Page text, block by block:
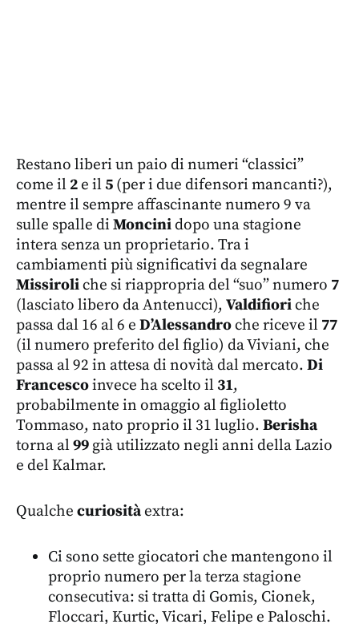
Restano liberi un paio di numeri “classici”
come il 2e il5 (per i due difensori mancanti?),
mentre il sempre affascinante numero 9 va
sulle spalle di Moncinidopo una stagione
intera senza un proprietario. Tra i
cambiamenti più significativi da segnalare
Missiroliche si riappropria del “suo” numero 7
(lasciato libero da Antenucci), Valdifioriche
passa dal 16 al 6 e D’Alessandroche riceve il 77
(il numero preferito del figlio) da Viviani, che
passa al 92 in attesa di novità dal mercato. Di
Francescoinvece ha scelto il 31,
probabilmente in omaggio al figlioletto
Tommaso, nato proprio il 31 luglio. Berisha
torna al99 già utilizzato negli anni della Lazio
e del Kalmar.
Qualche curiositàextra:
Ci sono sette giocatori che mantengono il
proprio numero per la terza stagione
consecutiva: si tratta di Gomis, Cionek,
Floccari, Kurtic, Vicari, Felipe e Paloschi.